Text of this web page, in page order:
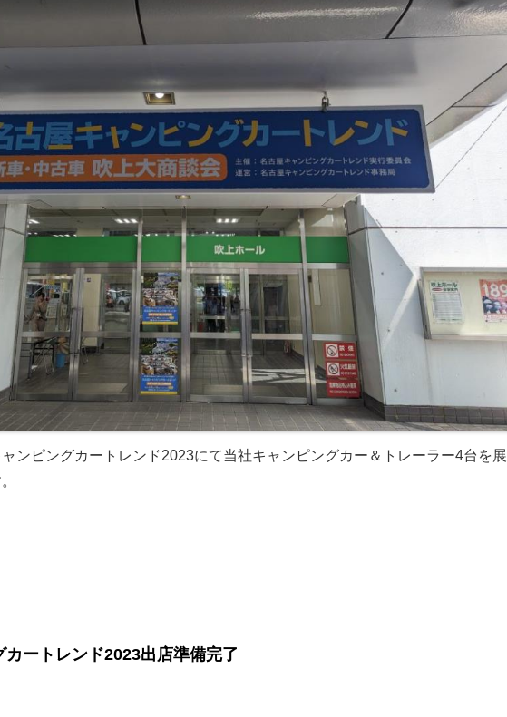
ンピングカートレンド2023にて当社キャンピングカー＆トレーラー4台を展
ートレンド2023出店準備完了